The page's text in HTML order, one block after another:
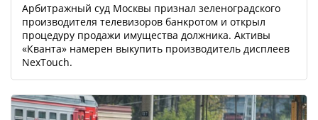
Арбитражный суд Москвы признал зеленоградского
производителя телевизоров банкротом и открыл
процедуру продажи имущества должника. Активы
«Кванта» намерен выкупить производитель дисплеев
NexTouch.